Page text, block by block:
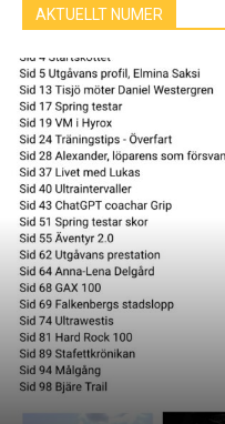
AKTUELLT NUMER